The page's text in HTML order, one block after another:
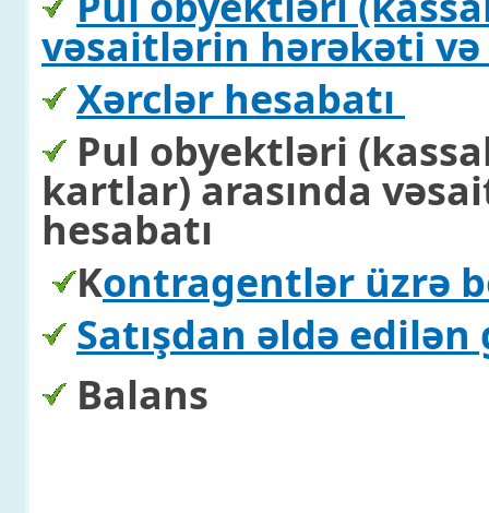
vəsaitlərin hərəkəti və
Xərclər hesabatı
Pul obyektləri
kartlar)arasında
hesabatı
Kontragentlər üzrə
Satışdan əldə
Balans